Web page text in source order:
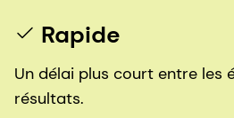
Rapide
Un délai plus court entre les
résultats.